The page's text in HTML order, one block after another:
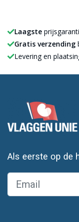
Laagste
Gratis verzending
Levering en
Als eerste op de